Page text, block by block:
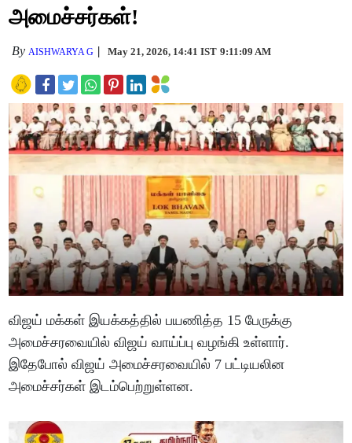
அமைச்சர்கள்!
By AISHWARYA G May 21, 2026, 14:41 IST 9:11:09 AM
விஜய் மக்கள் இயக்கத்தில் பயணித்த 15 பேருக்கு
அமைச்சரவையில் விஜய் வாய்ப்பு வழங்கி உள்ளார்.
இதேபோல் விஜய் அமைச்சரவையில் 7 பட்டியலின
அமைச்சர்கள் இடம்பெற்றுள்ளன.